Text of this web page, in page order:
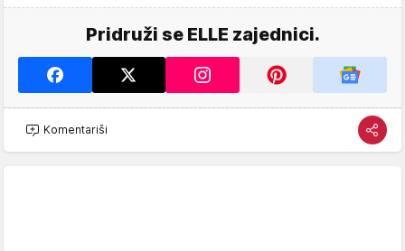
Pridruži se ELLE zajednici.
Komentariši